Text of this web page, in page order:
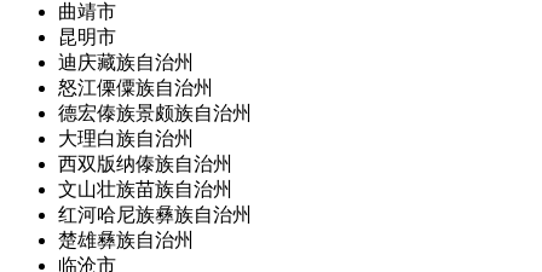
曲靖市
昆明市
迪庆藏族自治州
怒江傈僳族自治州
德宏傣族景颇族自治州
大理白族自治州
西双版纳傣族自治州
文山壮族苗族自治州
红河哈尼族彝族自治州
楚雄彝族自治州
临沧市